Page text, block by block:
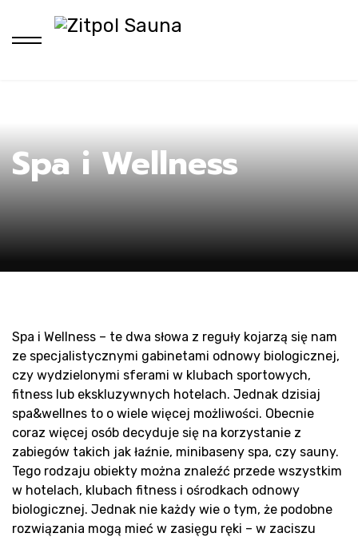
Spa i Wellness
Spa i Wellness – te dwa słowa z reguły kojarzą się nam
ze specjalistycznymi gabinetami odnowy biologicznej,
czy wydzielonymi sferami w klubach sportowych,
fitness lub ekskluzywnych hotelach. Jednak dzisiaj
spa&wellnes to o wiele więcej możliwości. Obecnie
coraz więcej osób decyduje się na korzystanie z
zabiegów takich jak łaźnie, minibaseny spa, czy sauny.
Tego rodzaju obiekty można znaleźć przede wszystkim
w hotelach, klubach fitness i ośrodkach odnowy
biologicznej. Jednak nie każdy wie o tym, że podobne
rozwiązania mogą mieć w zasięgu ręki – w zaciszu